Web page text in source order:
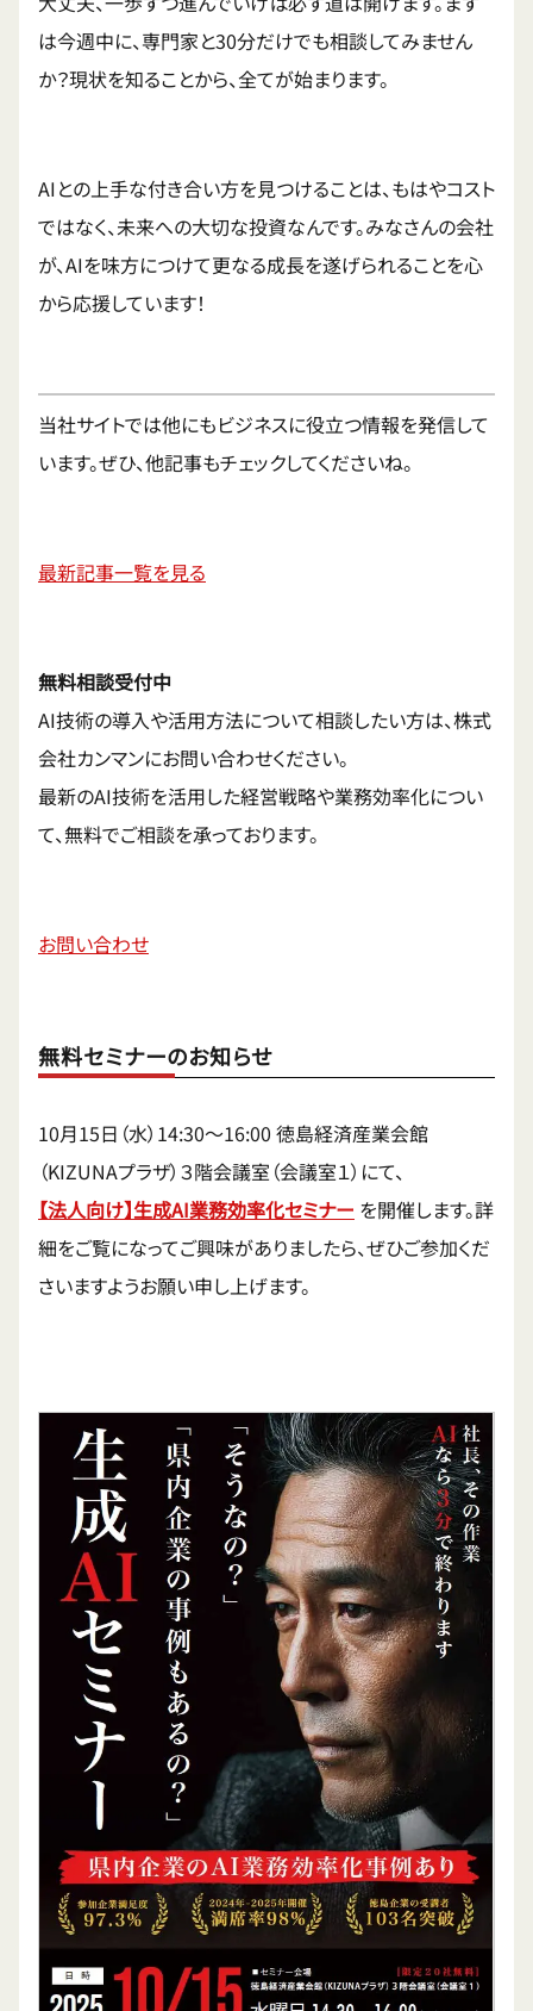
は今週中に、専門家と30分だけでも相談してみません
か？現状を知ることから、全てが始まります。
AIとの上手な付き合い方を見つけることは、もはやコスト
ではなく、未来への大切な投資なんです。みなさんの会社
が、AIを味方につけて更なる成長を遂げられることを心
から応援しています！
当社サイトでは他にもビジネスに役立つ情報を発信して
います。ぜひ、他記事もチェックしてくださいね。
最新記事一覧を見る
無料相談受付中
AI技術の導入や活用方法について相談したい方は、株式
会社カンマンにお問い合わせください。
最新のAI技術を活用した経営戦略や業務効率化につい
て、無料でご相談を承っております。
お問い合わせ
無料セミナーのお知らせ
10月15日（水）14:30〜16:00 徳島経済産業会館
（KIZUNAプラザ）３階会議室（会議室１）にて、
【法人向け】生成AI業務効率化セミナー を開催します。詳
細をご覧になってご興味がありましたら、ぜひご参加くだ
さいますようお願い申し上げます。